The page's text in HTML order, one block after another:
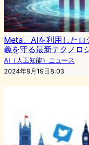
Meta、AIを利用したロ
義を守る最新テクノロ
AI（人工知能）ニュース
2024年8月19日8:03